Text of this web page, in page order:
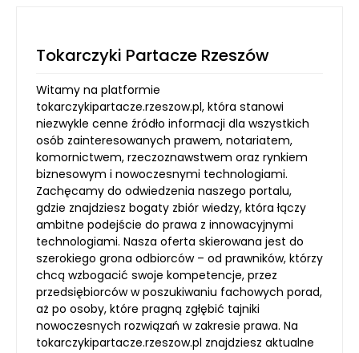
Tokarczyki Partacze Rzeszów
Witamy na platformie
tokarczykipartacze.rzeszow.pl, która stanowi
niezwykle cenne źródło informacji dla wszystkich
osób zainteresowanych prawem, notariatem,
komornictwem, rzeczoznawstwem oraz rynkiem
biznesowym i nowoczesnymi technologiami.
Zachęcamy do odwiedzenia naszego portalu,
gdzie znajdziesz bogaty zbiór wiedzy, która łączy
ambitne podejście do prawa z innowacyjnymi
technologiami. Nasza oferta skierowana jest do
szerokiego grona odbiorców – od prawników, którzy
chcą wzbogacić swoje kompetencje, przez
przedsiębiorców w poszukiwaniu fachowych porad,
aż po osoby, które pragną zgłębić tajniki
nowoczesnych rozwiązań w zakresie prawa. Na
tokarczykipartacze.rzeszow.pl znajdziesz aktualne